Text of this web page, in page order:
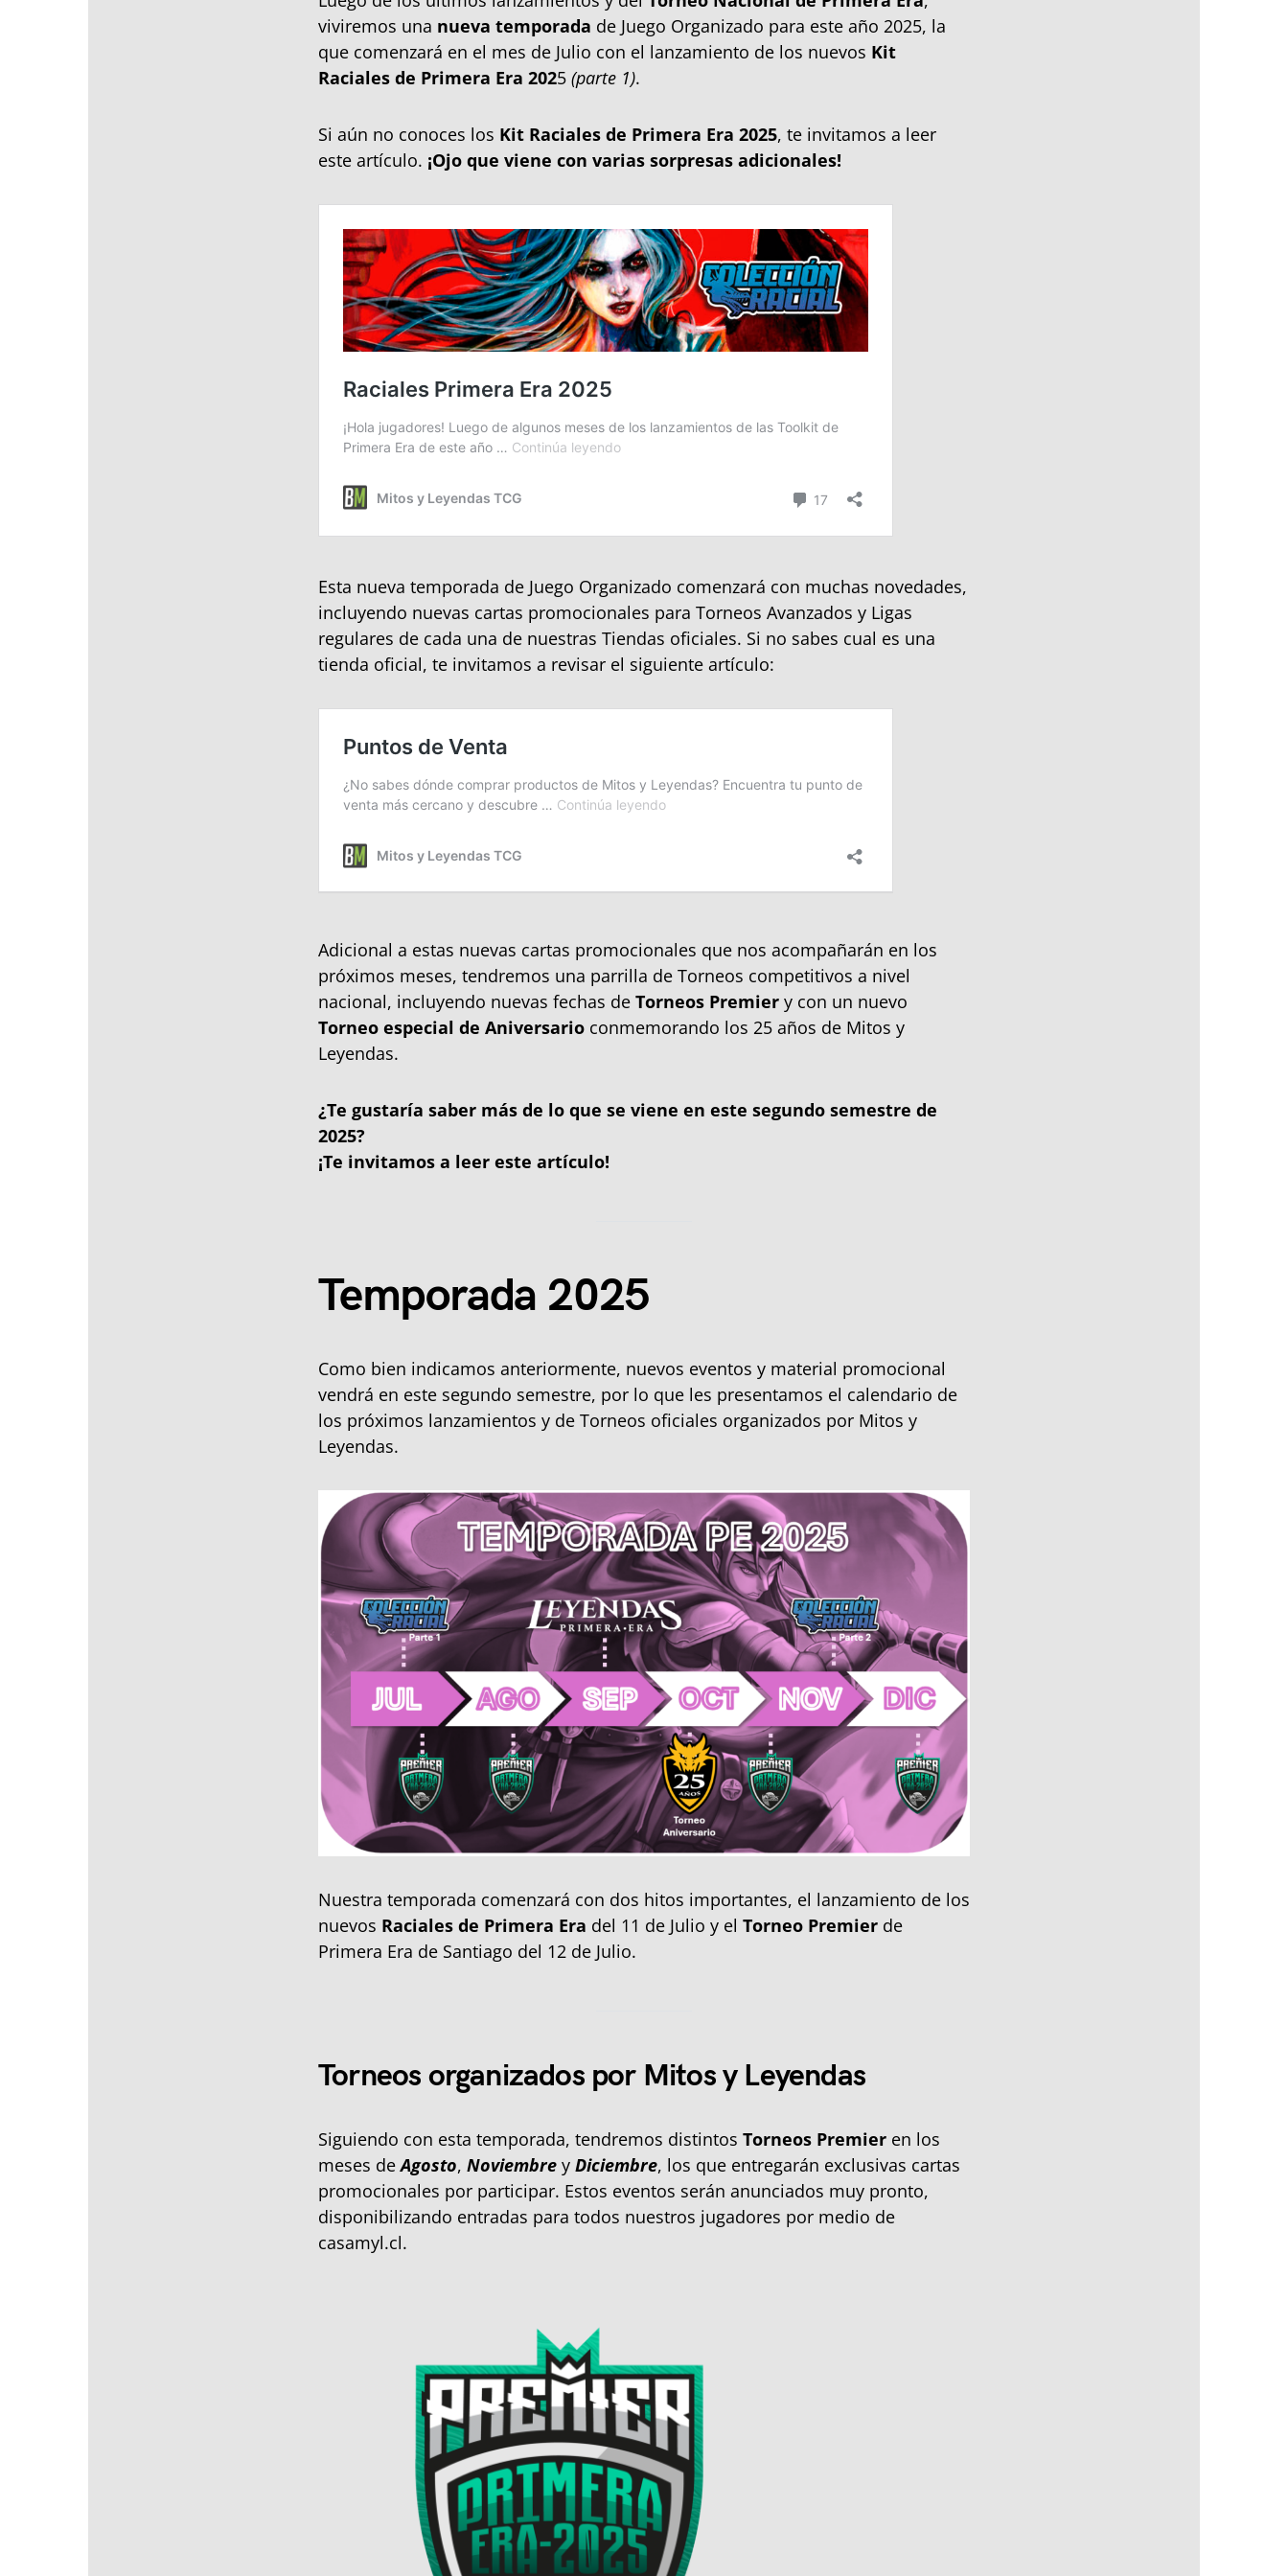
viviremos una nueva temporada de Juego Organizado para este año 2025, la
que comenzará en el mes de Julio con el lanzamiento de los nuevos Kit
Raciales de Primera Era 2025 (parte 1).
Si aún no conoces los Kit Raciales de Primera Era 2025, te invitamos a leer
este artículo. ¡Ojo que viene con varias sorpresas adicionales!
Esta nueva temporada de Juego Organizado comenzará con muchas novedades,
incluyendo nuevas cartas promocionales para Torneos Avanzados y Ligas
regulares de cada una de nuestras Tiendas oficiales. Si no sabes cual es una
tienda oficial, te invitamos a revisar el siguiente artículo:
Adicional a estas nuevas cartas promocionales que nos acompañarán en los
próximos meses, tendremos una parrilla de Torneos competitivos a nivel
nacional, incluyendo nuevas fechas de Torneos Premier y con un nuevo
Torneo especial de Aniversario conmemorando los 25 años de Mitos y
Leyendas.
¿Te gustaría saber más de lo que se viene en este segundo semestre de
2025?
¡Te invitamos a leer este artículo!
Temporada 2025
Como bien indicamos anteriormente, nuevos eventos y material promocional
vendrá en este segundo semestre, por lo que les presentamos el calendario de
los próximos lanzamientos y de Torneos oficiales organizados por Mitos y
Leyendas.
Nuestra temporada comenzará con dos hitos importantes, el lanzamiento de los
nuevos Raciales de Primera Era del 11 de Julio y el Torneo Premier de
Primera Era de Santiago del 12 de Julio.
Torneos organizados por Mitos y Leyendas
Siguiendo con esta temporada, tendremos distintos Torneos Premier en los
meses deAgosto, Noviembre y Diciembre, los que entregarán exclusivas cartas
promocionales por participar. Estos eventos serán anunciados muy pronto,
disponibilizando entradas para todos nuestros jugadores por medio de
casamyl.cl.